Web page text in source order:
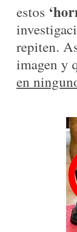
estos
repiten.
imagen y
en